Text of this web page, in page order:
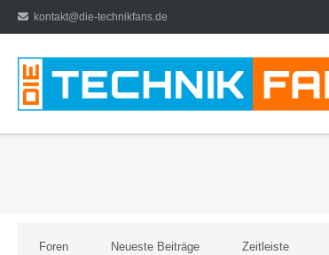
Direkt
zum
Inhalt
kontakt@die-technikfans.de
Foren Neueste Beiträge Zeitleiste